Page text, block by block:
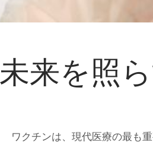
未来を照
ワクチンは、現代医療の最も